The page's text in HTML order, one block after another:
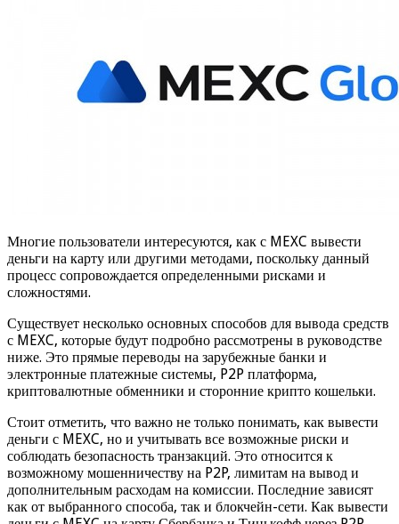
Многие пользователи интересуются, как с MEXC вывести
деньги на карту или другими методами, поскольку данный
процесс сопровождается определенными рисками и
сложностями.
Существует несколько основных способов для вывода средств
с MEXC, которые будут подробно рассмотрены в руководстве
ниже. Это прямые переводы на зарубежные банки и
электронные платежные системы, P2P платформа,
криптовалютные обменники и сторонние крипто кошельки.
Стоит отметить, что важно не только понимать, как вывести
деньги с MEXC, но и учитывать все возможные риски и
соблюдать безопасность транзакций. Это относится к
возможному мошенничеству на P2P, лимитам на вывод и
дополнительным расходам на комиссии. Последние зависят
как от выбранного способа, так и блокчейн-сети. Как вывести